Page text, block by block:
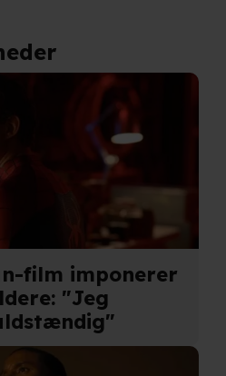
film imponerer
"Jeg